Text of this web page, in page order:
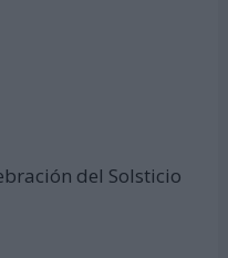
del Solsticio